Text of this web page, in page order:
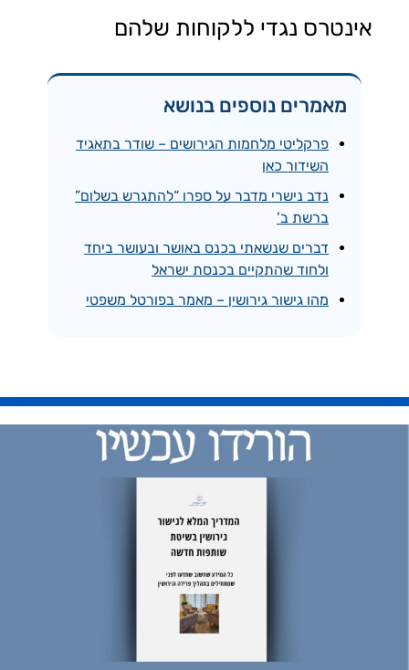
אינטרס נגדי ללקוחות שלהם
מאמרים נוספים בנושא
פרקליטי מלחמות הגירושים – שודר בתאגיד
השידור כאן
נדב נישרי מדבר על ספרו “להתגרש בשלום”
ברשת ב’
דברים שנשאתי בכנס באושר ובעושר ביחד
ולחוד שהתקיים בכנסת ישראל
מהו גישור גירושין – מאמר בפורטל משפטי